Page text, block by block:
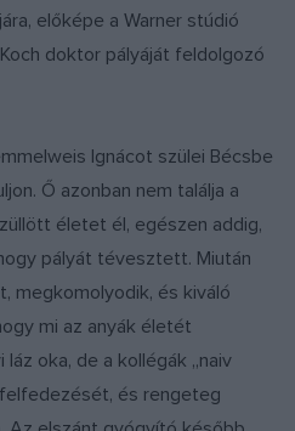
előképe a Warner stúdió
doktor pályáját feldolgozó
Ignácot szülei Bécsbe
Ő azonban nem találja a
életet él, egészen addig,
pályát tévesztett. Miután
megkomolyodik, és kiváló
mi az anyák életét
oka, de a kollégák „naiv
és rengeteg